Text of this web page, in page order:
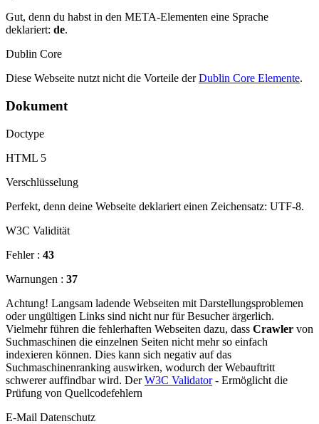
Gut, denn du habst in den META-Elementen eine Sprache
deklariert: de.
Dublin Core
Diese Webseite nutzt nicht die Vorteile derDublin Core Elemente.
Dokument
Doctype
HTML 5
Verschlüsselung
Perfekt, denn deine Webseite deklariert einen Zeichensatz: UTF-8.
W3C Validität
Fehler : 43
Warnungen : 37
Achtung! Langsam ladende Webseiten mit Darstellungsproblemen
oder ungültigen Links sind nicht nur für Besucher ärgerlich.
Vielmehr führen die fehlerhaften Webseiten dazu, dass Crawler von
Suchmaschinen die einzelnen Seiten nicht mehr so einfach
indexieren können. Dies kann sich negativ auf das
Suchmaschinenranking auswirken, wodurch der Webauftritt
schwerer auffindbar wird. DerW3C Validator- Ermöglicht die
Prüfung von Quellcodefehlern
E-Mail Datenschutz